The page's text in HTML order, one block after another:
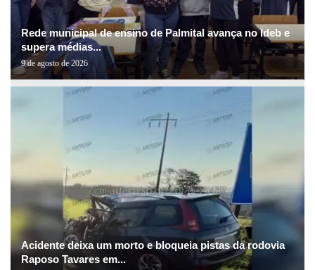
Rede municipal de ensino de Palmital avança no Ideb e
supera médias...
9 de agosto de 2026
Acidente deixa um morto e bloqueia pistas da rodovia
Raposo Tavares em...